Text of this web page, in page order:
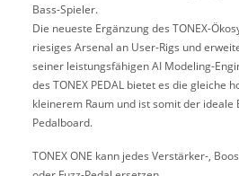
Bass-Spieler.
Die neueste Ergänzung des TONEX-
riesiges Arsenal an User-Rigs und
seiner leistungsfähigen AI Modeling-
des TONEX PEDAL bietet es die gleiche
kleinerem Raum und ist somit der ideale
Pedalboard.
TONEX ONE kann jedes Verstärker-,